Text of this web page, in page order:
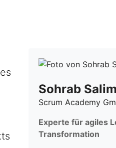
Sohrab
Scrum Academy
Experte für agiles
Transformation